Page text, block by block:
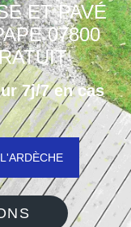
ET PAVÉ
07800
7j/7 en cas